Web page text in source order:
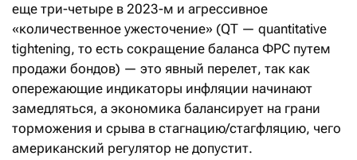
еще три-четыре в 2023-м и агрессивное
«количественное ужесточение» (QT — quantitative
tightening, то есть сокращение баланса ФРС путем
продажи бондов) — это явный перелет, так как
опережающие индикаторы инфляции начинают
замедляться, а экономика балансирует на грани
торможения и срыва в стагнацию/стагфляцию, чего
американский регулятор не допустит.